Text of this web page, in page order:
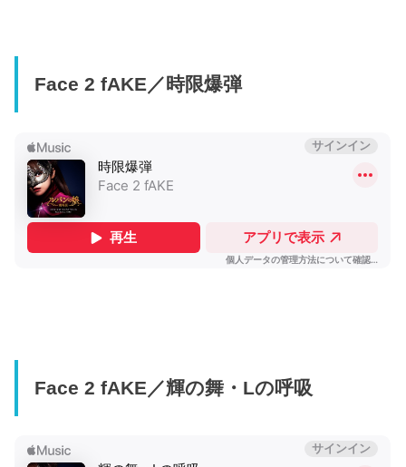
Face 2 fAKE／時限爆弾
Face 2 fAKE／輝の舞・Lの呼吸